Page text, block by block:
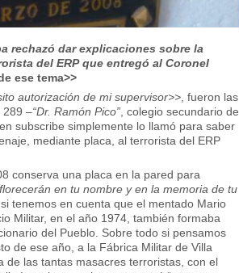
rechazó dar explicaciones sobre la
del ERP que entregó al Coronel
ese tema>>
autorización de mi supervisor>> , fueron las
289 –“Dr. Ramón Pico” , colegio secundario de
subscribe simplemente lo llamó para saber
mediante placa, al terrorista del ERP
conserva una placa en la pared para
en tu nombre y en la memoria de tu
tenemos en cuenta que el mentado Mario
Militar, en el año 1974, también formaba
del Pueblo. Sobre todo si pensamos
de ese año, a la Fábrica Militar de Villa
de las tantas masacres terroristas, con el